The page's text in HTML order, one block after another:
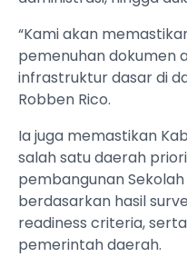
“Kami akan
pemenuhan dokumen
infrastruktur dasar di
Robben Rico.
Ia juga memastikan
salah satu daerah
pembangunan
berdasarkan hasil
readiness criteria,
pemerintah daerah.